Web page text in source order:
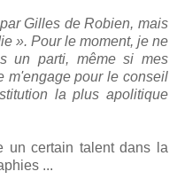
Gilles de Robien, mais
». Pour le moment, je ne
un parti, même si mes
m'engage pour le conseil
la plus apolitique
un certain talent dans la
...